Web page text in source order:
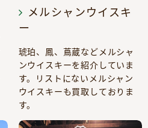
メルシャンウイスキ
ー
琥珀、鳳、蔦蔵などメルシャ
ンウイスキーを紹介していま
す。リストにないメルシャン
ウイスキーも買取しておりま
す。